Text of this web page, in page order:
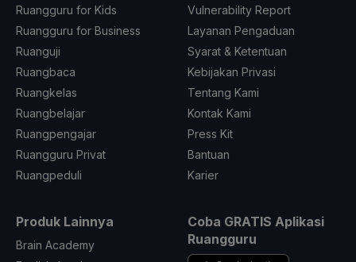
Ruangguru for Kids
Ruangguru for Business
Ruanguji
Ruangbaca
Ruangkelas
Ruangbelajar
Ruangpengajar
Ruangguru Privat
Ruangpeduli
Vulnerability Report
Layanan Pengaduan
Syarat & Ketentuan
Kebijakan Privasi
Tentang Kami
Kontak Kami
Press Kit
Bantuan
Karier
Produk Lainnya
Brain Academy
Coba GRATIS Aplikasi
Ruangguru